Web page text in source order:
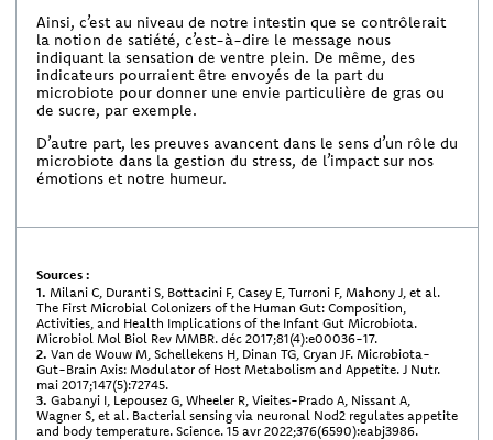
Ainsi, c’est au niveau de notre intestin que se contrôlerait
la notion de satiété, c’est-à-dire le message nous
indiquant la sensation de ventre plein. De même, des
indicateurs pourraient être envoyés de la part du
microbiote pour donner une envie particulière de gras ou
de sucre, par exemple.
D’autre part, les preuves avancent dans le sens d’un rôle du
microbiote dans la gestion du stress, de l’impact sur nos
émotions et notre humeur.
Sources :
1. Milani C, Duranti S, Bottacini F, Casey E, Turroni F, Mahony J, et al.
The First Microbial Colonizers of the Human Gut: Composition,
Activities, and Health Implications of the Infant Gut Microbiota.
Microbiol Mol Biol Rev MMBR. déc 2017;81(4):e00036-17.
2. Van de Wouw M, Schellekens H, Dinan TG, Cryan JF. Microbiota-
Gut-Brain Axis: Modulator of Host Metabolism and Appetite. J Nutr.
mai 2017;147(5):72745.
3. Gabanyi I, Lepousez G, Wheeler R, Vieites-Prado A, Nissant A,
Wagner S, et al. Bacterial sensing via neuronal Nod2 regulates appetite
and body temperature. Science. 15 avr 2022;376(6590):eabj3986.